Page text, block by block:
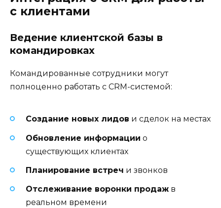
с клиентами
Ведение клиентской базы в
командировках
Командированные сотрудники могут
полноценно работать с CRM-системой:
Создание новых лидов и сделок на местах
Обновление информации о
существующих клиентах
Планирование встреч и звонков
Отслеживание воронки продаж в
реальном времени